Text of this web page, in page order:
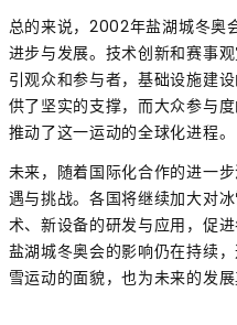
总的来说，2002年盐湖城冬奥
进步与发展。技术创新和赛事
引观众和参与者，基础设施建
供了坚实的支撑，而大众参与
推动了这一运动的全球化进程。
未来，随着国际化合作的进一
遇与挑战。各国将继续加大对
术、新设备的研发与应用，促
盐湖城冬奥会的影响仍在持续
雪运动的面貌，也为未来的发展